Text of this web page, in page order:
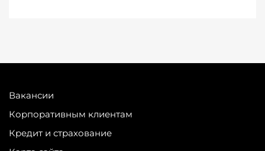
Вакансии
Корпоративным клиентам
Кредит и страхование